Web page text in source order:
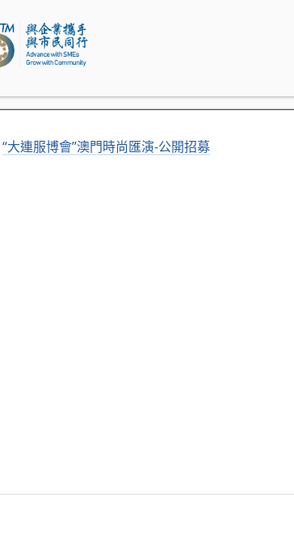
“大連服博會”澳門時尚匯演-公開招募